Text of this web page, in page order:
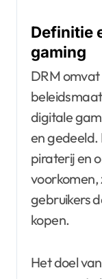
Definitie
gaming
DRM
digitale
en gedeeld.
piraterij en
voorkomen,
gebruikers
kopen.
Het doel